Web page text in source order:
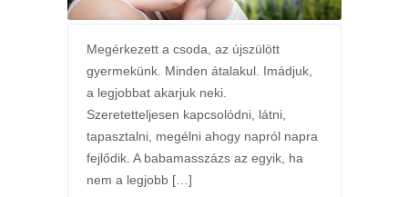
Megérkezett a csoda, az újszülött
gyermekünk. Minden átalakul. Imádjuk,
a legjobbat akarjuk neki.
Szeretetteljesen kapcsolódni, látni,
tapasztalni, megélni ahogy napról napra
fejlődik. A babamasszázs az egyik, ha
nem a legjobb […]